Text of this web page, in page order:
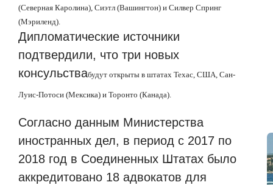
(Северная Каролина), Сиэтл (Вашингтон) и Силвер Спринг
(Мэриленд).
Дипломатические источники
подтвердили, что три новых
консульствабудут открыты в штатах Техас, США, Сан-
Луис-Потоси (Мексика) и Торонто (Канада).
Согласно данным Министерства
иностранных дел, в период с 2017 по
2018 год в Соединенных Штатах было
аккредитовано 18 адвокатов для